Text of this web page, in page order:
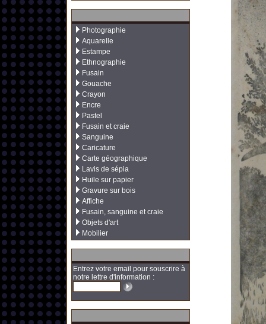
Photographie
Aquarelle
Estampe
Ethnographie
Fusain
Gouache
Crayon
Encre
Pastel
Fusain et craie
Sanguine
Caricature
Carte géographique
Lavis de sépia
Huile sur papier
Gravure sur bois
Affiche
Fusain, sanguine et craie
Objets d'art
Mobilier
Entrez votre email pour souscrire à
notre lettre d'information :